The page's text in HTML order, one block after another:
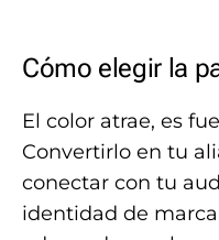
Cómo elegir la
El color atrae, es
Convertirlo en tu
conectar con tu
identidad de